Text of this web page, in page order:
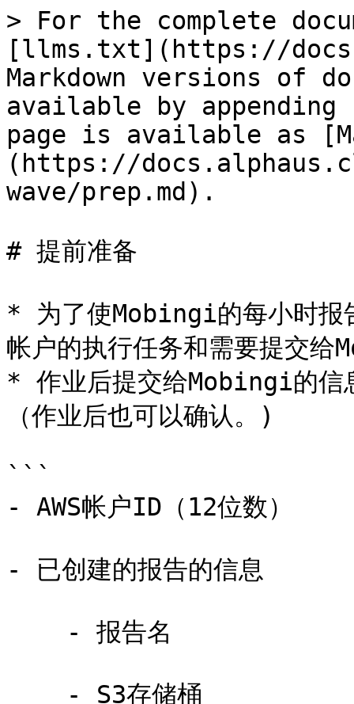
> For the complete
[llms.txt](https://
Markdown versions of
available by
page is available as
(https://
wave/prep.md).
# 提前准备
* 为了使Mobingi的每小时报
帐户的执行任务和需要提交
* 作业后提交给Mobingi的信
（作业后也可以确认。)
```
- AWS帐户ID（12位数）
- 已创建的报告的信息